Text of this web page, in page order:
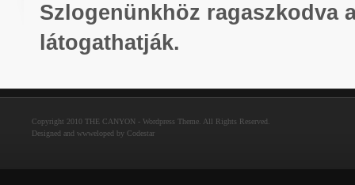
Szlogenünkhöz ragaszkodva
látogathatják.
Copyright 2010 THE CANYON - Wordpress Theme. All Rights Reserved.
Designed and wwweloped by Codestar